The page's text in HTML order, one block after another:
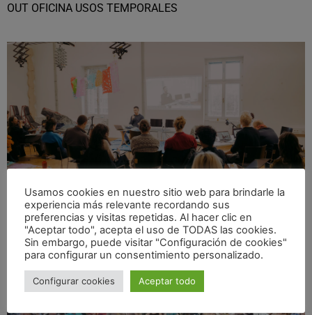
OUT OFICINA USOS TEMPORALES
UNIVERSITY OF APPLIED ARTS VIENNA
Usamos cookies en nuestro sitio web para brindarle la
experiencia más relevante recordando sus
preferencias y visitas repetidas. Al hacer clic en
"Aceptar todo", acepta el uso de TODAS las cookies.
Sin embargo, puede visitar "Configuración de cookies"
para configurar un consentimiento personalizado.
Configurar cookies Aceptar todo